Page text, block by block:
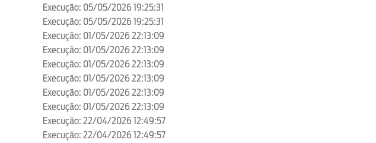
Execução: 05/05/2026 19:25:31
Execução: 05/05/2026 19:25:31
Execução: 01/05/2026 22:13:09
Execução: 01/05/2026 22:13:09
Execução: 01/05/2026 22:13:09
Execução: 01/05/2026 22:13:09
Execução: 01/05/2026 22:13:09
Execução: 01/05/2026 22:13:09
Execução: 22/04/2026 12:49:57
Execução: 22/04/2026 12:49:57